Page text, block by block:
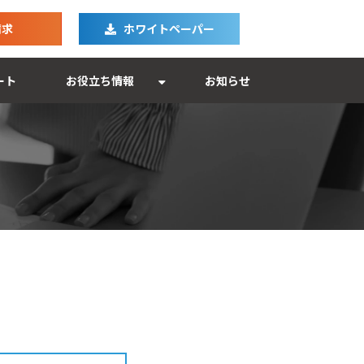
ホワイトペーパー
ト お役立ち情報 お知らせ